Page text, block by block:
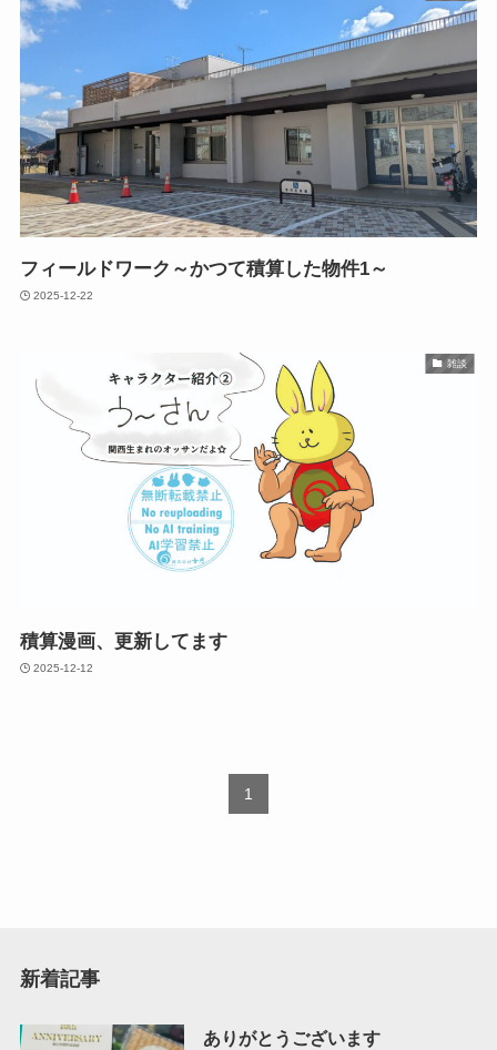
フィールドワーク～かつて積算した物件1～
2025-12-22
雑談
積算漫画、更新してます
2025-12-12
1
新着記事
ありがとうございます